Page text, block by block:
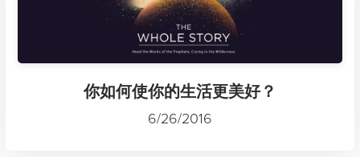
你如何使你的生活更美好？
6/26/2016